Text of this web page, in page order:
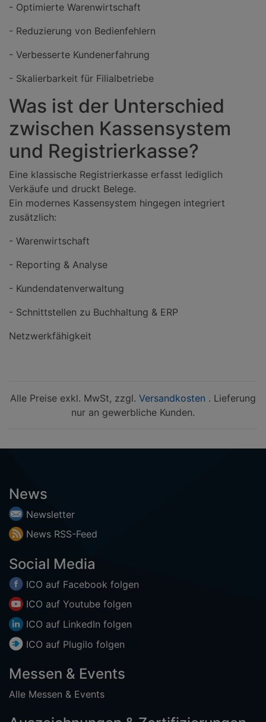
- Optimierte Warenwirtschaft
- Reduzierung von Bedienfehlern
- Verbesserte Kundenerfahrung
- Skalierbarkeit für Filialbetriebe
Was ist der Unterschied
zwischen Kassensystem
und Registrierkasse?
Eine klassische Registrierkasse erfasst lediglich
Verkäufe und druckt Belege.
Ein modernes Kassensystem hingegen integriert
zusätzlich:
- Warenwirtschaft
- Reporting & Analyse
- Kundendatenverwaltung
- Schnittstellen zu Buchhaltung & ERP
Netzwerkfähigkeit
Alle Preise exkl. MwSt, zzgl. Versandkosten . Lieferung
nur an gewerbliche Kunden.
News
Newsletter
News RSS-Feed
Social Media
ICO auf Facebook folgen
ICO auf Youtube folgen
ICO auf LinkedIn folgen
ICO auf Plugilo folgen
Messen & Events
Alle Messen & Events